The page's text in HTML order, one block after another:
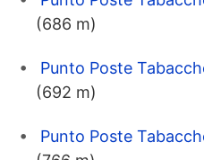
(686 m)
Punto Poste
(692 m)
Punto Poste